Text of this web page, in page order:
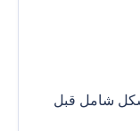
شامل قبل